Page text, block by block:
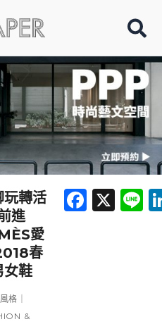
玩轉活
進
愛
春
女鞋
格｜
&
X